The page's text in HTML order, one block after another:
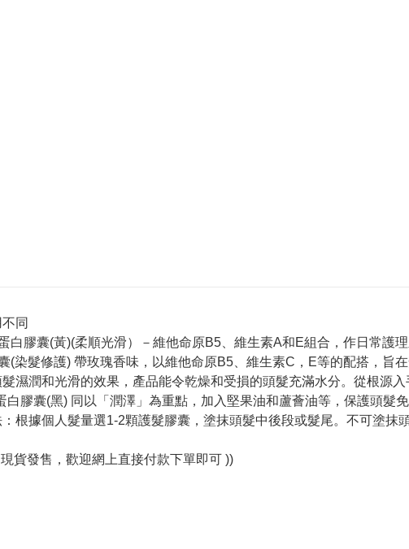
同
白膠囊(黃)(柔順光滑）－維他命原B5、維生素A和E組合，作日常護
(染髮修護) 帶玫瑰香味，以維他命原B5、維生素C，E等的配搭，
濕潤和光滑的效果，產品能令乾燥和受損的頭髮充滿水分。從根源
白膠囊(黑) 同以「潤澤」為重點，加入堅果油和蘆薈油等，保護頭髮
根據個人髮量選1-2顆護髮膠囊，塗抹頭髮中後段或髮尾。不可塗
貨發售，歡迎網上直接付款下單即可 ))